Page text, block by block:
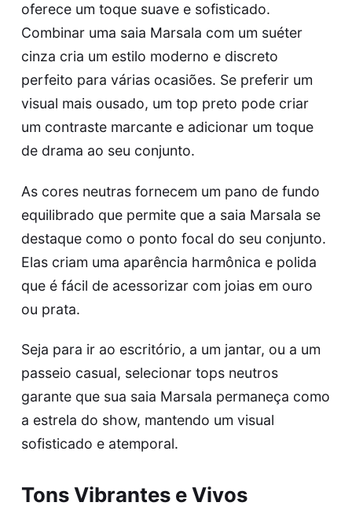
oferece um toque suave e sofisticado.
Combinar uma saia Marsala com um suéter
cinza cria um estilo moderno e discreto
perfeito para várias ocasiões. Se preferir um
visual mais ousado, um top preto pode criar
um contraste marcante e adicionar um toque
de drama ao seu conjunto.
As cores neutras fornecem um pano de fundo
equilibrado que permite que a saia Marsala se
destaque como o ponto focal do seu conjunto.
Elas criam uma aparência harmônica e polida
que é fácil de acessorizar com joias em ouro
ou prata.
Seja para ir ao escritório, a um jantar, ou a um
passeio casual, selecionar tops neutros
garante que sua saia Marsala permaneça como
a estrela do show, mantendo um visual
sofisticado e atemporal.
Tons Vibrantes e Vivos